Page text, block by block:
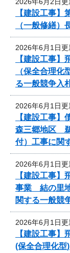
【建設工事
（一般修繕
2026年6月1日更
【建設工事
（保全合理
る一般競争入
2026年6月1日更
【建設工事
森三郷地区
付）工事に関
2026年6月1日更
【建設工事
事業 結の里
関する一般競
2026年6月1日更
【建設工事
(保全合理化